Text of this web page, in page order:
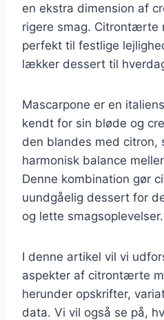
en ekstra dimension af
rigere smag. Citrontærte
perfekt til festlige
lækker dessert til
Mascarpone er en
kendt for sin bløde og
den blandes med citron,
harmonisk balance
Denne kombination gør
uundgåelig dessert for
og lette smagsoplevelser.
I denne artikel vil vi
aspekter af citrontærte
herunder opskrifter,
data. Vi vil også se på,